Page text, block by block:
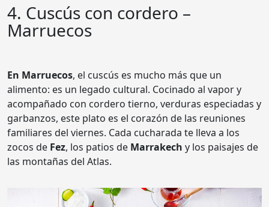
4. Cuscús con cordero –
Marruecos
En Marruecos, el cuscús es mucho más que un
alimento: es un legado cultural. Cocinado al vapor y
acompañado con cordero tierno, verduras especiadas y
garbanzos, este plato es el corazón de las reuniones
familiares del viernes. Cada cucharada te lleva a los
zocos de Fez, los patios de Marrakech y los paisajes de
las montañas del Atlas.